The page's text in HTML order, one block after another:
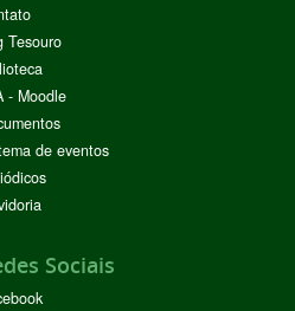
Tesouro
- Moodle
de eventos
Sociais